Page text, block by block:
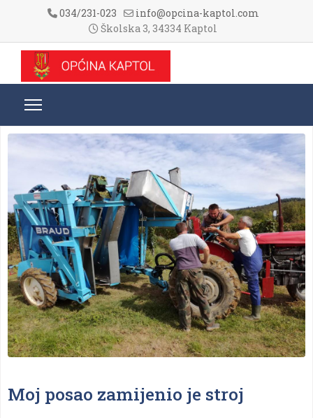
034/231-023
info@opcina-kaptol.com
Školska 3, 34334 Kaptol
Moj posao zamijenio je stroj